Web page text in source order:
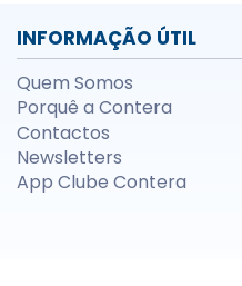
INFORMAÇÃO ÚTIL
Quem Somos
Porquê a Contera
Contactos
Newsletters
App Clube Contera